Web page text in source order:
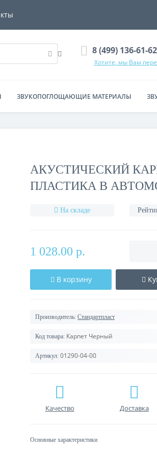
8 (499) 136-61-62
Хотите, мы Вам
ЗВУКОПОГЛОЩАЮЩИЕ МАТЕРИАЛЫ
КОНТАКТЫ
АКУСТИЧЕСКИЙ
ПЛАСТИКА В
На складе
1 028.00 р.
В корзину
Производитель: Стандартпласт
Код товара: Карпет Черный
Артикул: 01290-04-00
Качество Доставка
Основные характеристики